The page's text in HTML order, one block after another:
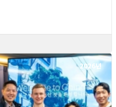
2026년